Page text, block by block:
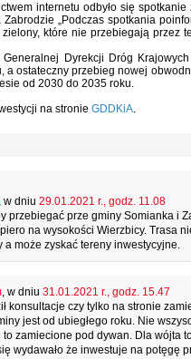
internetu odbyło się
Zabrodzie „Podczas spotkania
które nie przebiegają przez
Generalnej Dyrekcji Dróg
a ostateczny przebieg nowej
od 2030 do 2035 roku.
na stronie GDDKiA.
w dniu 29.01.2021 r., godz. 11.08
przebiegać prze gminy Somianka i
na wysokości Wierzbicy. Trasa
a może zyskać tereny inwestycyjne.
, w dniu 31.01.2021 r., godz. 15.47
konsultacje czy tylko na stronie
jest od ubiegłego roku. Nie
zamiecione pod dywan. Dla wójta
wydawało że inwestuje na potęgę